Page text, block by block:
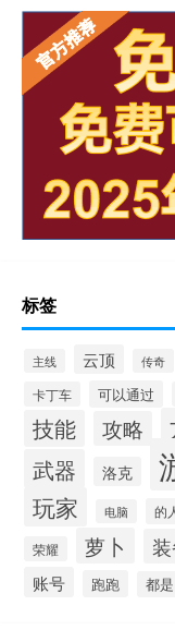
标签
主线 云顶 传奇
卡丁车 可以通过
技能 攻略
武器 洛克
玩家 电脑 的
荣耀 萝卜
账号 跑跑 都是